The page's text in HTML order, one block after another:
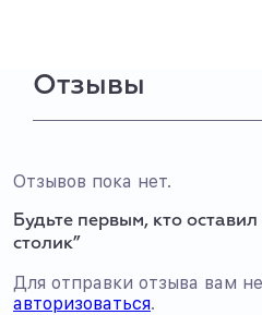
Отзывы
Отзывов пока нет.
Будьте первым, кто
столик”
Для отправки отзыва вам
авторизоваться.